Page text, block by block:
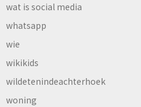
wat is social media
whatsapp
wie
wikikids
wildetenindeachterhoek
woning